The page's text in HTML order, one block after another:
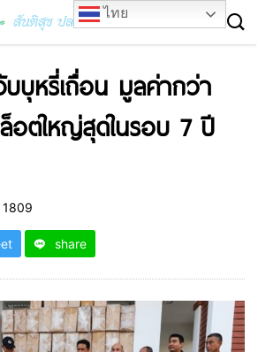
บุหรี่เถื่อน มูลค่ากว่า
อตใหญ่สุดในรอบ 7 ปี
1809
share
ไทย